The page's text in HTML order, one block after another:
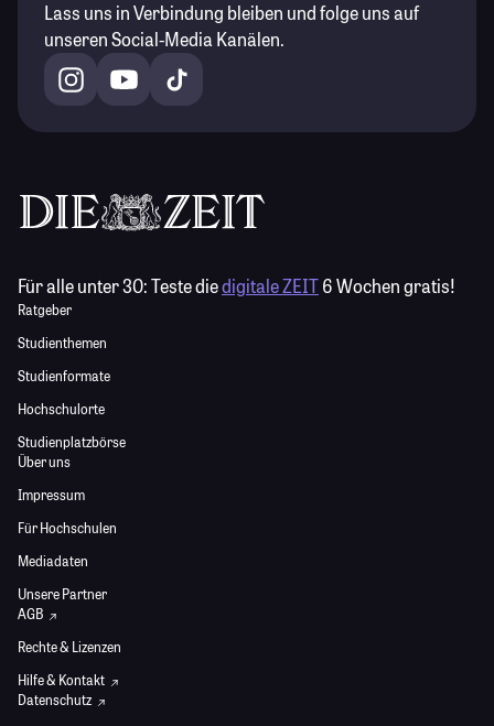
Lass uns in Verbindung bleiben und folge uns auf
unseren Social-Media Kanälen.
Für alle unter 30:Teste diedigitale ZEIT6 Wochen gratis!
Ratgeber
Studienthemen
Studienformate
Hochschulorte
Studienplatzbörse
Über uns
Impressum
Für Hochschulen
Mediadaten
Unsere Partner
AGB
Rechte & Lizenzen
Hilfe & Kontakt
Datenschutz